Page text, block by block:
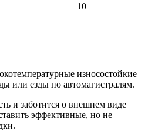
10
износостойкие
или езды по автомагистралям.
и заботится о внешнем виде
эффективные, но не